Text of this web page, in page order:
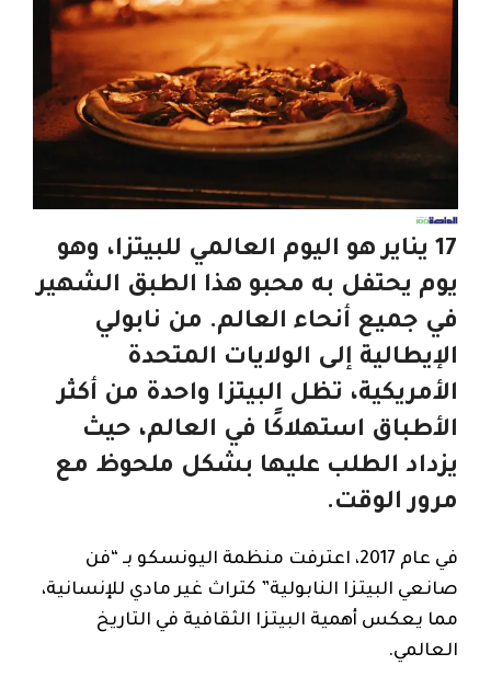
17 يناير هو اليوم العالمي للبيتزا، وهو
يوم يحتفل به محبو هذا الطبق الشهير
في جميع أنحاء العالم. من نابولي
الإيطالية إلى الولايات المتحدة
الأمريكية، تظل البيتزا واحدة من أكثر
الأطباق استهلاكًا في العالم، حيث
يزداد الطلب عليها بشكل ملحوظ مع
مرور الوقت.
في عام 2017، اعترفت منظمة اليونسكو بـ “فن
صانعي البيتزا النابولية” كتراث غير مادي للإنسانية،
مما يعكس أهمية البيتزا الثقافية في التاريخ
العالمي.